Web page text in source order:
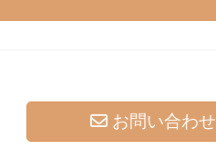
お問い合わせ